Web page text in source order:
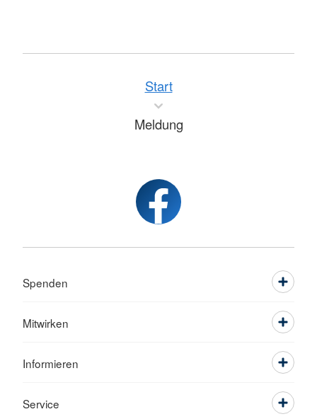
Start
Meldung
Spenden
Mitwirken
Informieren
Service